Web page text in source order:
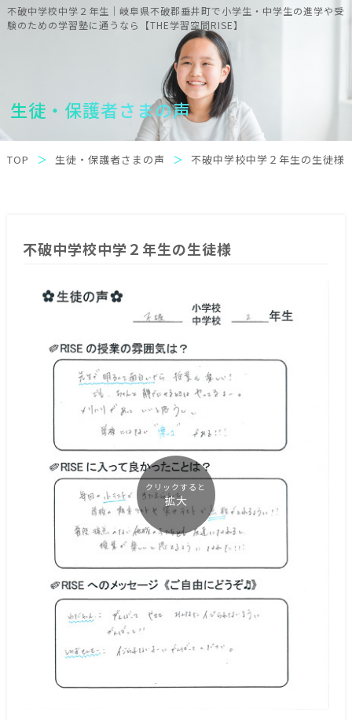
不破中学校中学２年生｜岐阜県不破郡垂井町で小学生・中学生の進学や受
験のための学習塾に通うなら【THE学習空間RISE】
生徒・保護者さまの声
TOP 生徒・保護者さまの声 不破中学校中学２年生の生徒様
不破中学校中学２年生の生徒様
クリックすると
拡大